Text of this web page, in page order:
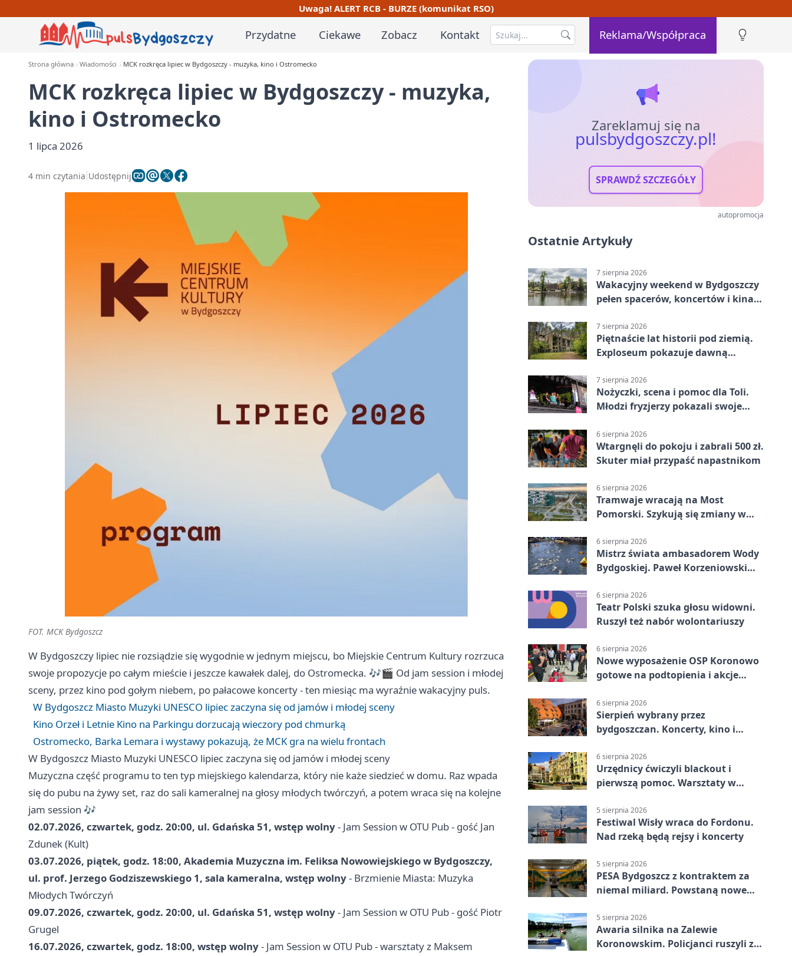
Uwaga! ALERT RCB - BURZE (komunikat RSO)
Przydatne Ciekawe Zobacz Kontakt Reklama/Współpraca
Strona główna Wiadomości MCK rozkręca lipiec w Bydgoszczy - muzyka, kino i Ostromecko
MCK rozkręca lipiec w Bydgoszczy - muzyka,
kino i Ostromecko
1 lipca 2026
4 min czytania Udostępnij
FOT. MCK Bydgoszcz
W Bydgoszczy lipiec nie rozsiądzie się wygodnie w jednym miejscu, bo Miejskie Centrum Kultury rozrzuca
swoje propozycje po całym mieście i jeszcze kawałek dalej, do Ostromecka. 🎶🎬 Od jam session i młodej
sceny, przez kino pod gołym niebem, po pałacowe koncerty - ten miesiąc ma wyraźnie wakacyjny puls.
W Bydgoszcz Miasto Muzyki UNESCO lipiec zaczyna się od jamów i młodej sceny
Kino Orzeł i Letnie Kino na Parkingu dorzucają wieczory pod chmurką
Ostromecko, Barka Lemara i wystawy pokazują, że MCK gra na wielu frontach
W Bydgoszcz Miasto Muzyki UNESCO lipiec zaczyna się od jamów i młodej sceny
Muzyczna część programu to ten typ miejskiego kalendarza, który nie każe siedzieć w domu. Raz wpada
się do pubu na żywy set, raz do sali kameralnej na głosy młodych twórczyń, a potem wraca się na kolejne
jam session 🎶
02.07.2026, czwartek, godz. 20:00, ul. Gdańska 51, wstęp wolny- Jam Session w OTU Pub - gość Jan
Zdunek (Kult)
03.07.2026, piątek, godz. 18:00, Akademia Muzyczna im. Feliksa Nowowiejskiego w Bydgoszczy,
ul. prof. Jerzego Godziszewskiego 1, sala kameralna, wstęp wolny- Brzmienie Miasta: Muzyka
Młodych Twórczyń
09.07.2026, czwartek, godz. 20:00, ul. Gdańska 51, wstęp wolny- Jam Session w OTU Pub - gość Piotr
Grugel
16.07.2026, czwartek, godz. 18:00, wstęp wolny- Jam Session w OTU Pub - warsztaty z Maksem
Zareklamuj się na
pulsbydgoszczy.pl!
SPRAWDŹ SZCZEGÓŁY
autopromocja
Ostatnie Artykuły
7 sierpnia 2026
Wakacyjny weekend w Bydgoszczy
pełen spacerów, koncertów i kina
7 sierpnia 2026
Piętnaście lat historii pod ziemią.
Exploseum pokazuje dawną
7 sierpnia 2026
Nożyczki, scena i pomoc dla Toli.
Młodzi fryzjerzy pokazali swoje
6 sierpnia 2026
Wtargnęli do pokoju i zabrali 500 zł.
Skuter miał przypaść napastnikom
6 sierpnia 2026
Tramwaje wracają na Most
Pomorski. Szykują się zmiany w
6 sierpnia 2026
Mistrz świata ambasadorem Wody
Bydgoskiej. Paweł Korzeniowski
6 sierpnia 2026
Teatr Polski szuka głosu widowni.
Ruszył też nabór wolontariuszy
6 sierpnia 2026
Nowe wyposażenie OSP Koronowo
gotowe na podtopienia i akcje
6 sierpnia 2026
Sierpień wybrany przez
bydgoszczan. Koncerty, kino i
6 sierpnia 2026
Urzędnicy ćwiczyli blackout i
pierwszą pomoc. Warsztaty w
5 sierpnia 2026
Festiwal Wisły wraca do Fordonu.
Nad rzeką będą rejsy i koncerty
5 sierpnia 2026
PESA Bydgoszcz z kontraktem za
niemal miliard. Powstaną nowe
5 sierpnia 2026
Awaria silnika na Zalewie
Koronowskim. Policjanci ruszyli z